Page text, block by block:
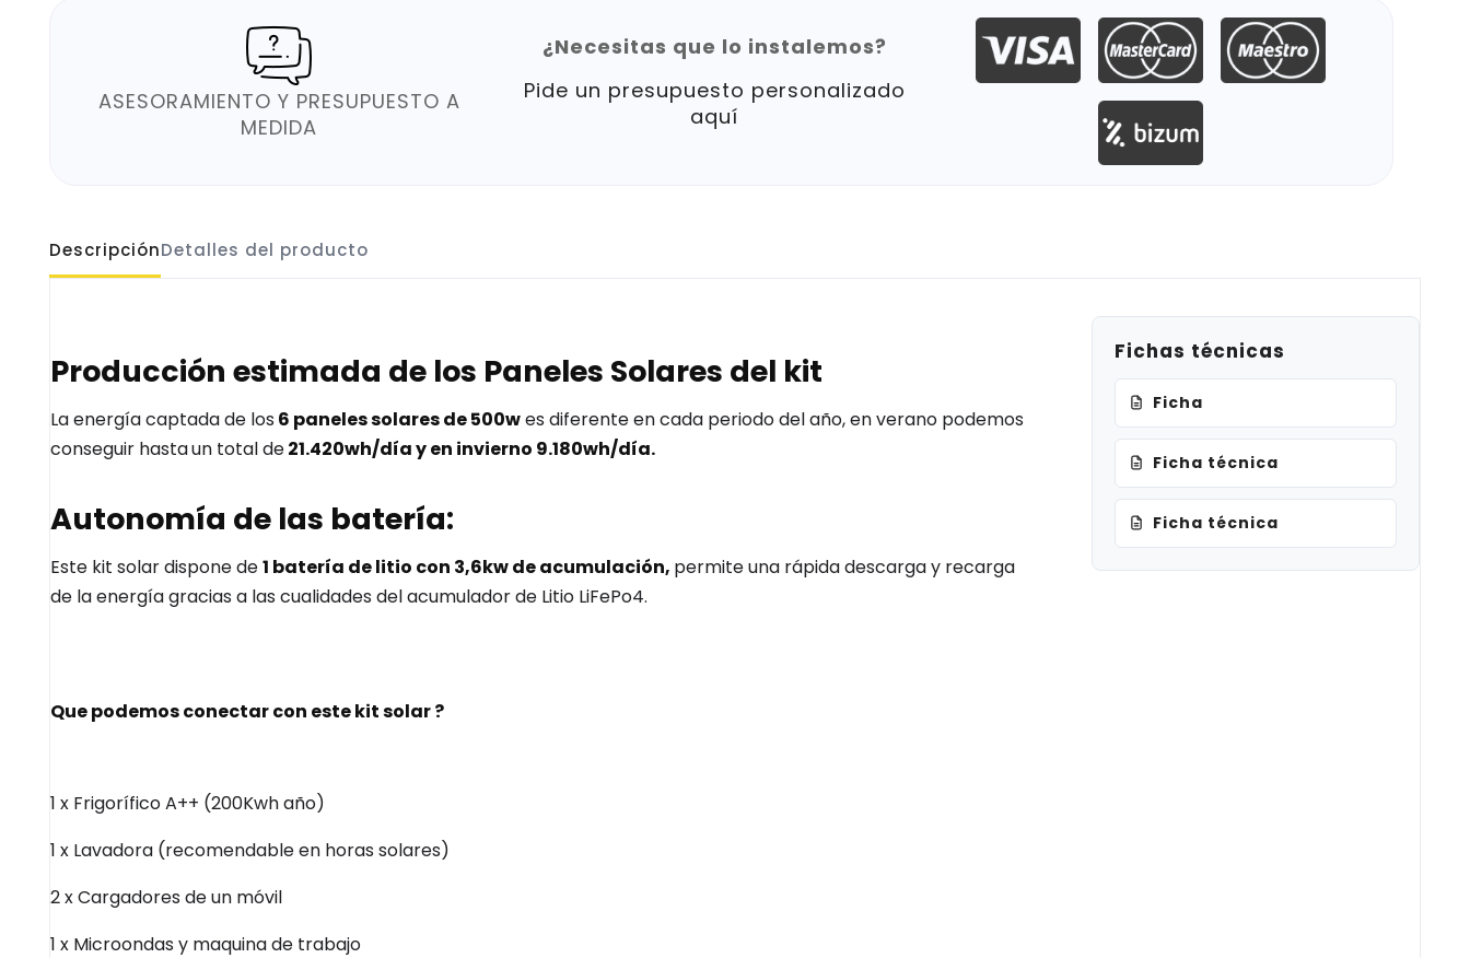
ASESORAMIENTO Y PRESUPUESTO A
MEDIDA
¿Necesitas que lo instalemos?
Pide un presupuesto personalizado
aquí
DescripciónDetalles del producto
Producción estimada de los Paneles Solares del kit
La energía captada de los 6 paneles solares de 500wes diferente en cada periodo del año, en verano podemos
conseguir hastaun total de21.420wh/día y en invierno 9.180wh/día.
Autonomía de las batería:
Este kit solar dispone de1 batería de litio con 3,6kw de acumulación, permite una rápida descarga y recarga
de la energía gracias a las cualidades del acumulador de Litio LiFePo4.
Que podemos conectar con este kit solar ?
1 x Frigorífico A++ (200Kwh año)
1 x Lavadora (recomendable en horas solares)
2 x Cargadores de un móvil
1 x Microondas y maquina de trabajo
Fichas técnicas
Ficha
Ficha técnica
Ficha técnica